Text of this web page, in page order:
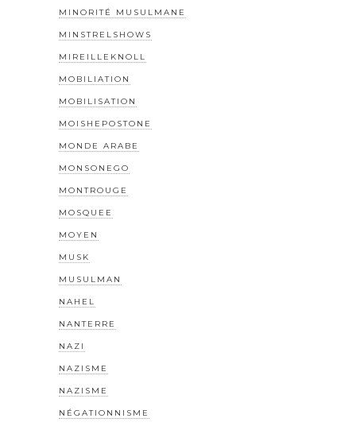
MINORITÉ MUSULMANE
MINSTRELSHOWS
MIREILLEKNOLL
MOBILIATION
MOBILISATION
MOISHEPOSTONE
MONDE ARABE
MONSONEGO
MONTROUGE
MOSQUEE
MOYEN
MUSK
MUSULMAN
NAHEL
NANTERRE
NAZI
NAZISME
NAZISME
NÉGATIONNISME